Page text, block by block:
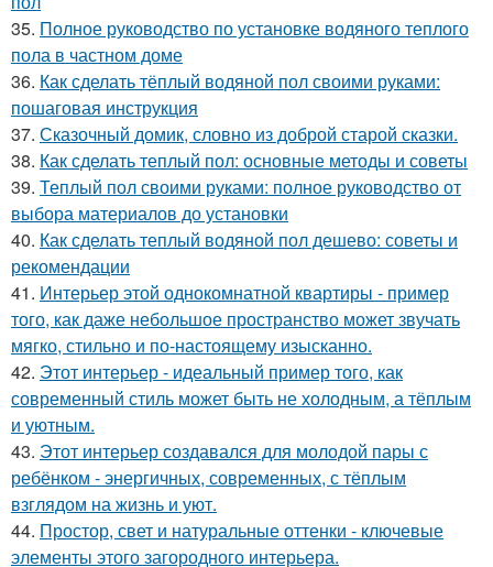
35. Полное руководство по установке водяного теплого
пола в частном доме
36. Как сделать тёплый водяной пол своими руками:
пошаговая инструкция
37. Сказочный домик, словно из доброй старой сказки.
38. Как сделать теплый пол: основные методы и советы
39. Теплый пол своими руками: полное руководство от
выбора материалов до установки
40. Как сделать теплый водяной пол дешево: советы и
рекомендации
41. Интерьер этой однокомнатной квартиры - пример
того, как даже небольшое пространство может звучать
мягко, стильно и по-настоящему изысканно.
42. Этот интерьер - идеальный пример того, как
современный стиль может быть не холодным, а тёплым
и уютным.
43. Этот интерьер создавался для молодой пары с
ребёнком - энергичных, современных, с тёплым
взглядом на жизнь и уют.
44. Простор, свет и натуральные оттенки - ключевые
элементы этого загородного интерьера.